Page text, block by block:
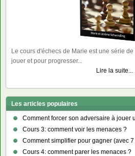
Le cours d'échecs de Marie est une série
jouer et pour progresser...
Lire la suite...
Les articles populaires
Comment forcer son adversaire à jouer
Cours 3: comment voir les menaces ?
Comment simplifier pour gagner (avec
Cours 4: comment parer les menaces ?